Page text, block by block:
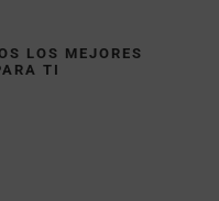
LOS MEJORES
TI